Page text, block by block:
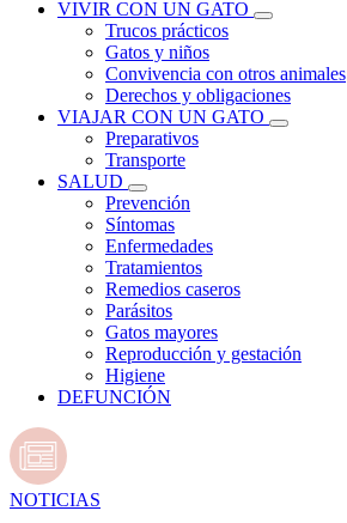
VIVIR CON UN GATO
Trucos prácticos
Gatos y niños
Convivencia con otros animales
Derechos y obligaciones
VIAJAR CON UN GATO
Preparativos
Transporte
SALUD
Prevención
Síntomas
Enfermedades
Tratamientos
Remedios caseros
Parásitos
Gatos mayores
Reproducción y gestación
Higiene
DEFUNCIÓN
NOTICIAS